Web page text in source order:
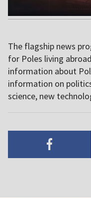
The flagship news
for Poles living
information about
information on
science, new